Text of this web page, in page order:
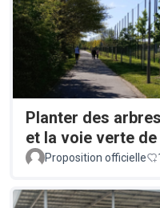
Planter des
et la voie verte
Proposition officielle